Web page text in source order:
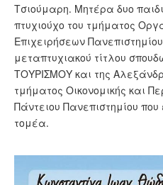
Τσιούμαρη. Μητέρα δυο
πτυχιούχο του τμήματος
Επιχειρήσεων
μεταπτυχιακού τίτλου
ΤΟΥΡΙΣΜΟΥ και της
τμήματος Οικονομικής και
Πάντειου Πανεπιστημίου που
τομέα.